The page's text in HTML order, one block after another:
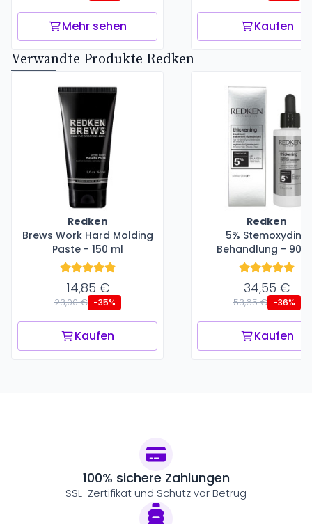
Mehr sehen Kaufen
Verwandte Produkte Redken
Redken
Brews Work Hard Molding
Paste - 150 ml
14,85 €
23,00 € -35%
Kaufen
Redken
5% Stemoxydine
Behandlung - 90
34,55 €
53,65 € -36%
Kaufen
100% sichere Zahlungen
SSL-Zertifikat und Schutz vor Betrug